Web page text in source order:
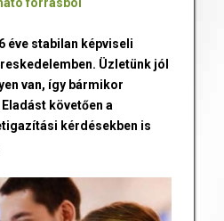
éve stabilan képviseli
Üzletünk jól
van, így bármikor
követően a
kérdésekben is